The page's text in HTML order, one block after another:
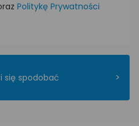
Politykę Prywatności
się spodobać >